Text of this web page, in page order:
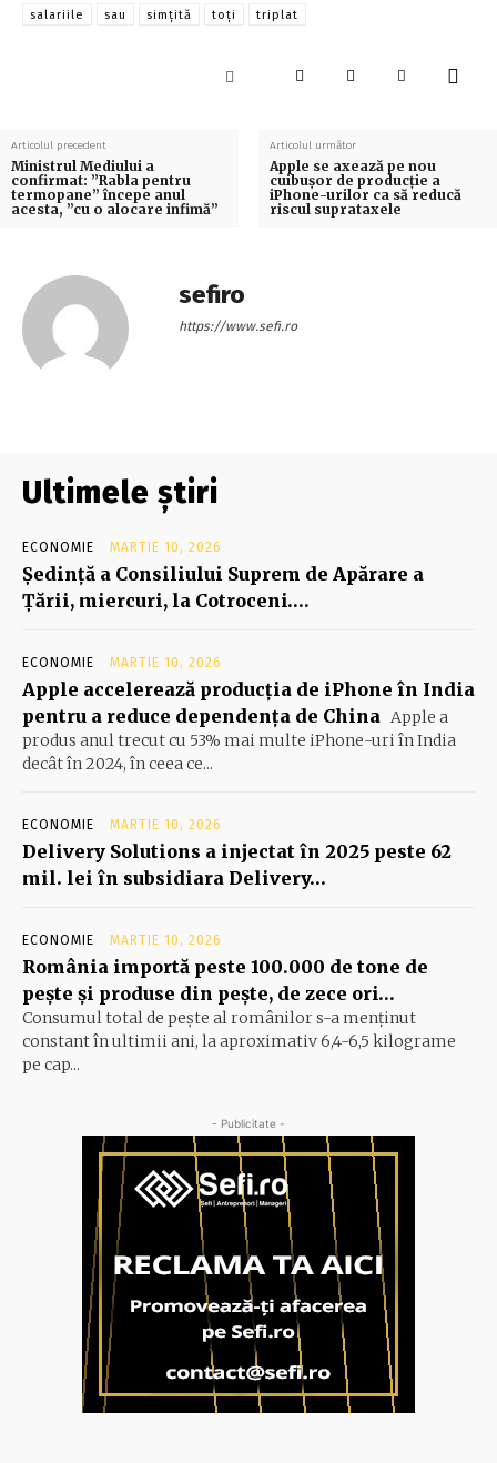
salariile
sau simțită toţi triplat
Articolul precedent
Ministrul Mediului a
confirmat: ”Rabla pentru
termopane” începe anul
acesta, ”cu o alocare infimă”
Articolul următor
Apple se axează pe nou
cuibușor de producție a
iPhone-urilor ca să reducă
riscul suprataxele
sefiro
https://www.sefi.ro
Ultimele știri
ECONOMIE MARTIE 10, 2026
Şedinţă a Consiliului Suprem de Apărare a
Ţării, miercuri, la Cotroceni….
ECONOMIE MARTIE 10, 2026
Apple accelerează producția de iPhone în India
pentru a reduce dependența de China Apple a
produs anul trecut cu 53% mai multe iPhone-uri în India
decât în 2024, în ceea ce...
ECONOMIE MARTIE 10, 2026
Delivery Solutions a injectat în 2025 peste 62
mil. lei în subsidiara Delivery…
ECONOMIE MARTIE 10, 2026
România importă peste 100.000 de tone de
peşte şi produse din peşte, de zece ori…
Consumul total de peşte al ro­mâ­nilor s-a menţinut
constant în ul­timii ani, la aproximativ 6,4-6,5 ki­lograme
pe cap...
- Publicitate -